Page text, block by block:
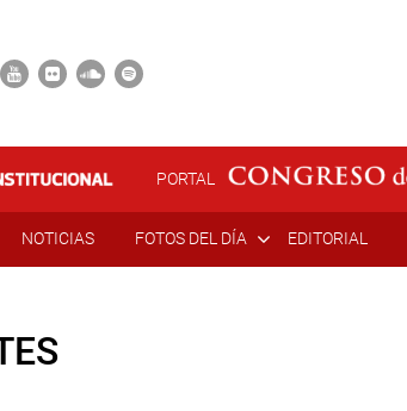
PORTAL
NOTICIAS FOTOS DEL DÍA EDITORIAL